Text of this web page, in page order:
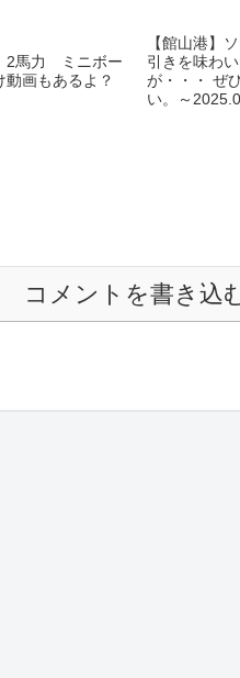
馬力 ミニボー
画もあるよ？
【館山港】
引きを味わ
が・・・ ぜ
い。～
コメントを書き込